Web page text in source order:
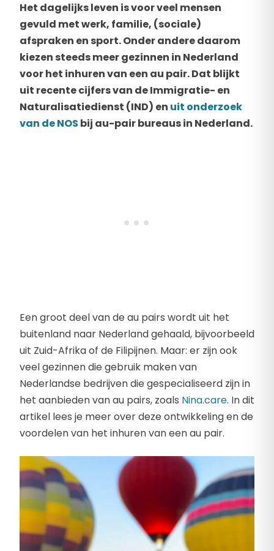
Het dagelijks leven is voor veel mensen
gevuld met werk, familie, (sociale)
afspraken en sport. Onder andere daarom
kiezen steeds meer gezinnen in Nederland
voor het inhuren van een au pair. Dat blijkt
uit recente cijfers van de Immigratie- en
Naturalisatiedienst (IND) en uit onderzoek
van de NOS bij au-pair bureaus in Nederland.
Een groot deel van de au pairs wordt uit het
buitenland naar Nederland gehaald, bijvoorbeeld
uit Zuid-Afrika of de Filipijnen. Maar: er zijn ook
veel gezinnen die gebruik maken van
Nederlandse bedrijven die gespecialiseerd zijn in
het aanbieden van au pairs, zoals Nina.care. In dit
artikel lees je meer over deze ontwikkeling en de
voordelen van het inhuren van een au pair.